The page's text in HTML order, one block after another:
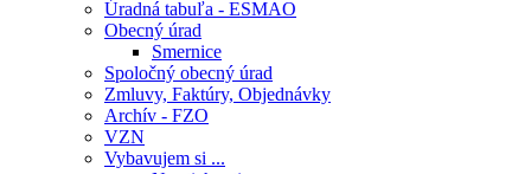
Úradná tabuľa - ESMAO
Obecný úrad
Smernice
Spoločný obecný úrad
Zmluvy, Faktúry, Objednávky
Archív - FZO
VZN
Vybavujem si ...